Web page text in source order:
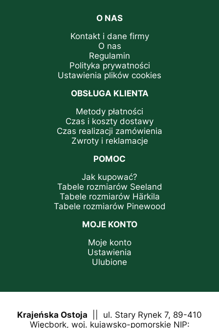
O NAS
Kontakt i dane firmy
O nas
Regulamin
Polityka prywatności
Ustawienia plików cookies
OBSŁUGA KLIENTA
Metody płatności
Czas i koszty dostawy
Czas realizacji zamówienia
Zwroty i reklamacje
POMOC
Jak kupować?
Tabele rozmiarów Seeland
Tabele rozmiarów Härkila
Tabele rozmiarów Pinewood
MOJE KONTO
Moje konto
Ustawienia
Ulubione
Krajeńska Ostoja || ul. Stary Rynek 7, 89-410
Więcbork, woj. kujawsko-pomorskie NIP: